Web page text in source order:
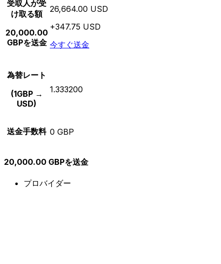
受取人が受
け取る額
20,000.00
GBPを送金
26,664.00 USD
+347.75 USD
今すぐ送金
為替レート
(1GBP →
USD)
1.333200
送金手数料 0 GBP
20,000.00 GBPを送金
プロバイダー